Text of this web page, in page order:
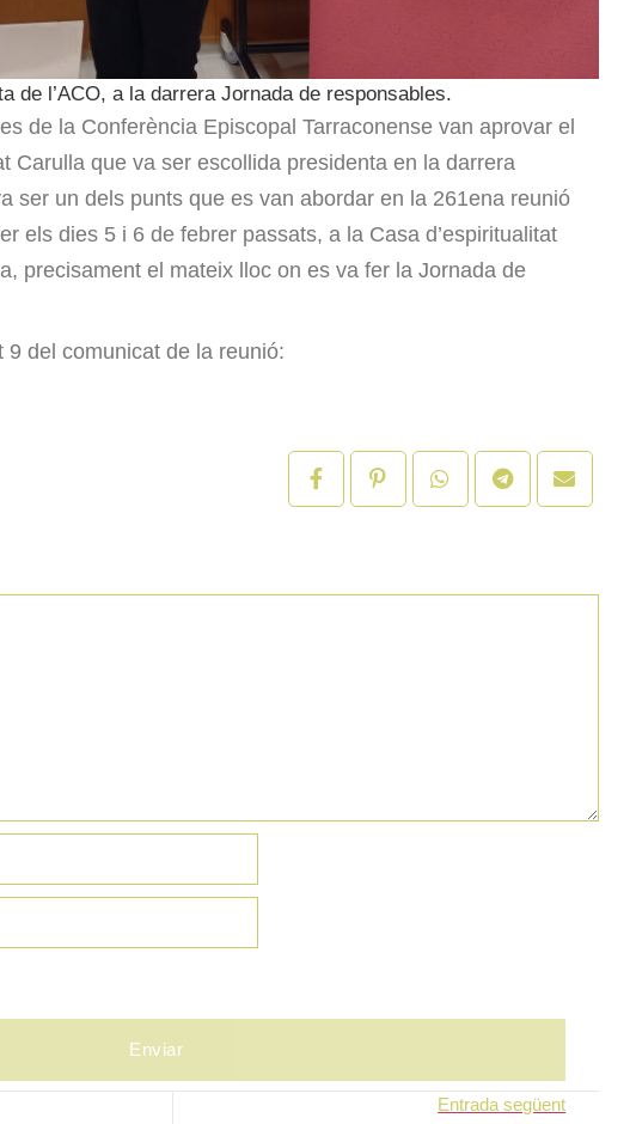
de l’ACO, a la darrera Jornada de responsables.
de la Conferència Episcopal Tarraconense van aprovar el
Carulla que va ser escollida presidenta en la darrera
ser un dels punts que es van abordar en la 261ena reunió
els dies 5 i 6 de febrer passats, a la Casa d’espiritualitat
precisament el mateix lloc on es va fer la Jornada de
del comunicat de la reunió:
Entrada següent